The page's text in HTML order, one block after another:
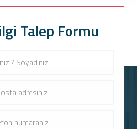
Talep Formu